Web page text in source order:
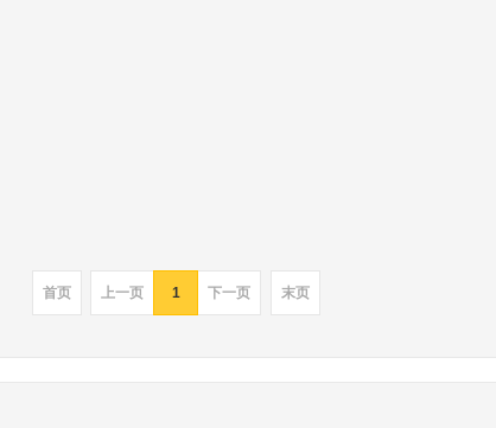
首页 上一页 1 下一页 末页